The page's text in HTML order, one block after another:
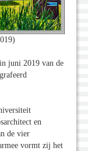
juni 2019 van de
en
de vier
vormt zij het